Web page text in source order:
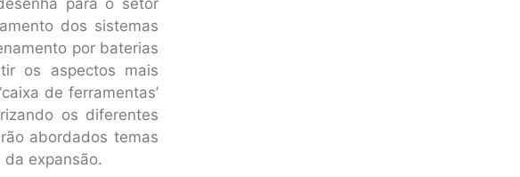
dos sistemas
por baterias
os aspectos mais
de ferramentas’
os diferentes
abordados temas
expansão.